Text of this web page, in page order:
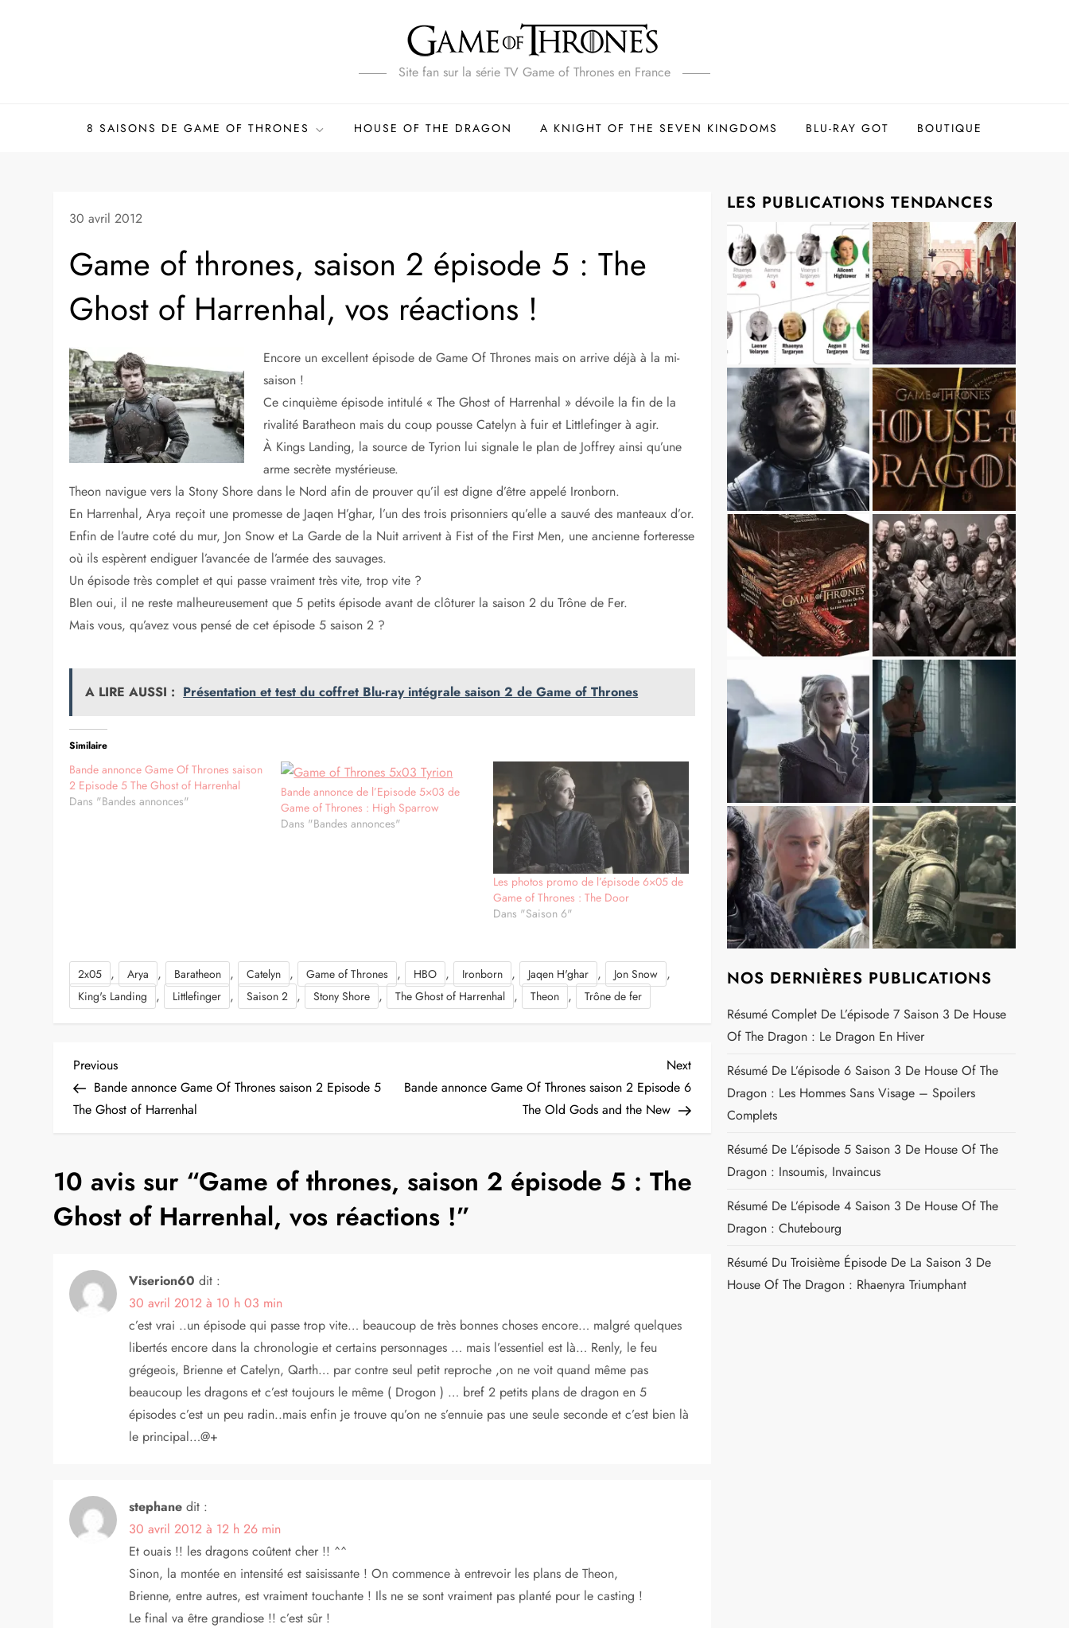
Site fan sur la série TV Game of Thrones en France
8 SAISONS DE GAME OF THRONES HOUSE OF THE DRAGON A KNIGHT OF THE SEVEN KINGDOMS BLU-RAY GOT BOUTIQUE
30 avril 2012
Game of thrones, saison 2 épisode 5 : The
Ghost of Harrenhal, vos réactions !
Encore un excellent épisode de Game Of Thrones mais on arrive déjà à la mi-
saison !
Ce cinquième épisode intitulé « The Ghost of Harrenhal » dévoile la fin de la
rivalité Baratheon mais du coup pousse Catelyn à fuir et Littlefinger à agir.
À Kings Landing, la source de Tyrion lui signale le plan de Joffrey ainsi qu’une
arme secrète mystérieuse.
Theon navigue vers la Stony Shore dans le Nord afin de prouver qu’il est digne d’être appelé Ironborn.
En Harrenhal, Arya reçoit une promesse de Jaqen H’ghar, l’un des trois prisonniers qu’elle a sauvé des manteaux d’or.
Enfin de l’autre coté du mur, Jon Snow et La Garde de la Nuit arrivent à Fist of the First Men, une ancienne forteresse
où ils espèrent endiguer l’avancée de l’armée des sauvages.
Un épisode très complet et qui passe vraiment très vite, trop vite ?
BIen oui, il ne reste malheureusement que 5 petits épisode avant de clôturer la saison 2 du Trône de Fer.
Mais vous, qu’avez vous pensé de cet épisode 5 saison 2 ?
A LIRE AUSSI : Présentation et test du coffret Blu-ray intégrale saison 2 de Game of Thrones
Similaire
Bande annonce Game Of Thrones saison
2 Episode 5 The Ghost of Harrenhal
Dans "Bandes annonces"
Bande annonce de l’Episode 5×03 de
Game of Thrones : High Sparrow
Dans "Bandes annonces"
Les photos promo de l’épisode 6×05 de
Game of Thrones : The Door
Dans "Saison 6"
2x05 , Arya , Baratheon , Catelyn , Game of Thrones , HBO , Ironborn , Jaqen H'ghar , Jon Snow ,
King's Landing , Littlefinger , Saison 2 , Stony Shore , The Ghost of Harrenhal , Theon , Trône de fer
N
a
i
g
t
l
Previous
Post
Previous
Bande annonce Game Of Thrones saison 2 Episode 5
The Ghost of Harrenhal
Next
Post
Next
Bande annonce Game Of Thrones saison 2 Episode 6
The Old Gods and the New
10 avis sur “Game of thrones, saison 2 épisode 5 : The
Ghost of Harrenhal, vos réactions !”
Viserion60 dit :
30 avril 2012 à 10 h 03 min
c’est vrai ..un épisode qui passe trop vite… beaucoup de très bonnes choses encore… malgré quelques
libertés encore dans la chronologie et certains personnages … mais l’essentiel est là… Renly, le feu
grégeois, Brienne et Catelyn, Qarth… par contre seul petit reproche ,on ne voit quand même pas
beaucoup les dragons et c’est toujours le même ( Drogon ) … bref 2 petits plans de dragon en 5
épisodes c’est un peu radin..mais enfin je trouve qu’on ne s’ennuie pas une seule seconde et c’est bien là
le principal…@+
stephane dit :
30 avril 2012 à 12 h 26 min
Et ouais !! les dragons coûtent cher !! ^^
Sinon, la montée en intensité est saisissante ! On commence à entrevoir les plans de Theon,
Brienne, entre autres, est vraiment touchante ! Ils ne se sont vraiment pas planté pour le casting !
Le final va être grandiose !! c’est sûr !
LES PUBLICATIONS TENDANCES
NOS DERNIÈRES PUBLICATIONS
Résumé Complet De L’épisode 7 Saison 3 De House
Of The Dragon : Le Dragon En Hiver
Résumé De L’épisode 6 Saison 3 De House Of The
Dragon : Les Hommes Sans Visage – Spoilers
Complets
Résumé De L’épisode 5 Saison 3 De House Of The
Dragon : Insoumis, Invaincus
Résumé De L’épisode 4 Saison 3 De House Of The
Dragon : Chutebourg
Résumé Du Troisième Épisode De La Saison 3 De
House Of The Dragon : Rhaenyra Triumphant